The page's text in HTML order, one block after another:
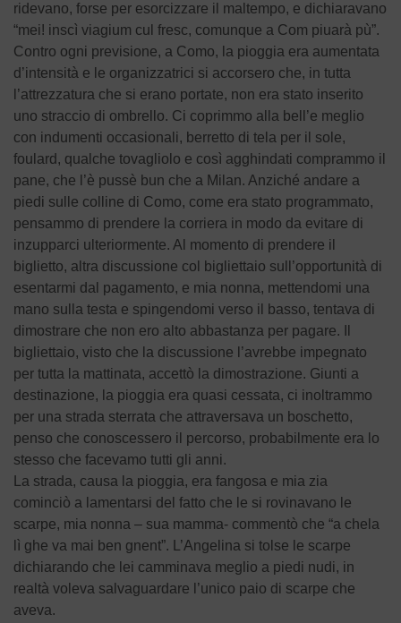
ridevano, forse per esorcizzare il maltempo, e dichiaravano
“mei! inscì viagium cul fresc, comunque a Com piuarà pù”.
Contro ogni previsione, a Como, la pioggia era aumentata
d’intensità e le organizzatrici si accorsero che, in tutta
l’attrezzatura che si erano portate, non era stato inserito
uno straccio di ombrello. Ci coprimmo alla bell’e meglio
con indumenti occasionali, berretto di tela per il sole,
foulard, qualche tovagliolo e così agghindati comprammo il
pane, che l’è pussè bun che a Milan. Anziché andare a
piedi sulle colline di Como, come era stato programmato,
pensammo di prendere la corriera in modo da evitare di
inzupparci ulteriormente. Al momento di prendere il
biglietto, altra discussione col bigliettaio sull’opportunità di
esentarmi dal pagamento, e mia nonna, mettendomi una
mano sulla testa e spingendomi verso il basso, tentava di
dimostrare che non ero alto abbastanza per pagare. Il
bigliettaio, visto che la discussione l’avrebbe impegnato
per tutta la mattinata, accettò la dimostrazione. Giunti a
destinazione, la pioggia era quasi cessata, ci inoltrammo
per una strada sterrata che attraversava un boschetto,
penso che conoscessero il percorso, probabilmente era lo
stesso che facevamo tutti gli anni.
La strada, causa la pioggia, era fangosa e mia zia
cominciò a lamentarsi del fatto che le si rovinavano le
scarpe, mia nonna – sua mamma- commentò che “a chela
lì ghe va mai ben gnent”. L’Angelina si tolse le scarpe
dichiarando che lei camminava meglio a piedi nudi, in
realtà voleva salvaguardare l’unico paio di scarpe che
aveva.